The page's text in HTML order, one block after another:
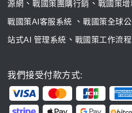
源網 、 戰國策團購行銷 、 戰國策增
戰國策AI客服系統 、 戰國策全球
站式AI 管理系統 、 戰國策工作流
我們接受付款方式: